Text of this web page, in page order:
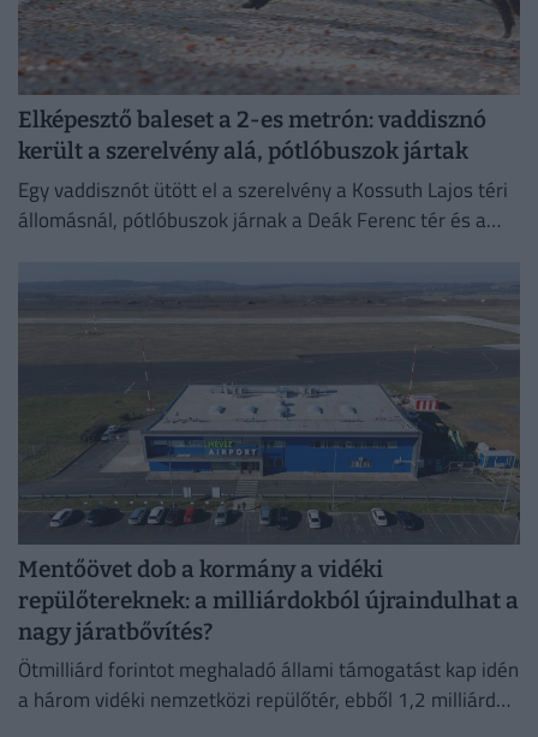
Elképesztő baleset a 2-es metrón: vaddisznó
került a szerelvény alá, pótlóbuszok jártak
Egy vaddisznót ütött el a szerelvény a Kossuth Lajos téri
állomásnál, pótlóbuszok járnak a Deák Ferenc tér és a
Mentőövet dob a kormány a vidéki
repülőtereknek: a milliárdokból újraindulhat a
nagy járatbővítés?
Ötmilliárd forintot meghaladó állami támogatást kap idén
a három vidéki nemzetközi repülőtér, ebből 1,2 milliárd